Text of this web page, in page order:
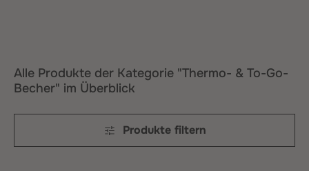
Alle Produkte der Kategorie "Thermo- & To-Go-
Becher" im Überblick
Produkte filtern